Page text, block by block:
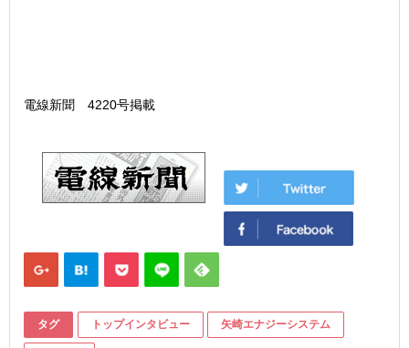
電線新聞 4220号掲載
タグ トップインタビュー 矢崎エナジーシステム